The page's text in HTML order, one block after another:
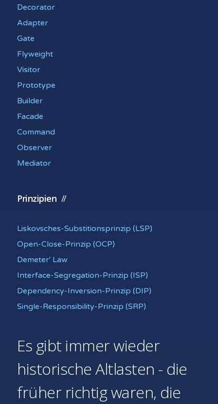
Decorator
Adapter
Gate
Flyweight
Visitor
Prototype
Builder
Facade
Command
Observer
Mediator
Prinzipien
Liskovsches-Substitionsprinzip (LSP)
Open-Close-Prinzip (OCP)
Demeter' Law
Interface-Segregation-Prinzip (ISP)
Dependency-Inversion-Prinzip (DIP)
Single-Responsibility-Prinzip (SRP)
Es gibt immer wieder
historische Altlasten - die
früher richtig waren, die